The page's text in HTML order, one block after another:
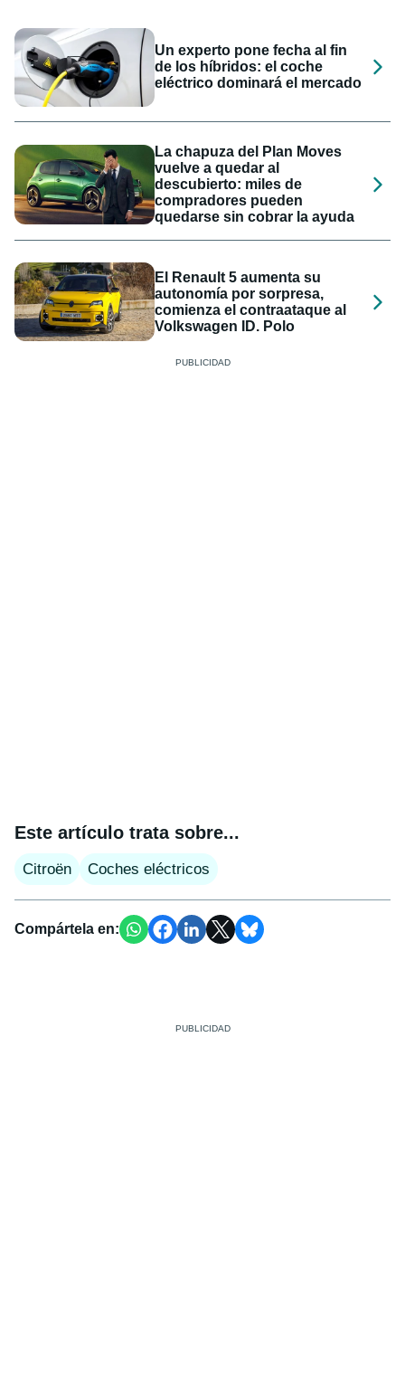
Un experto pone fecha al fin
de los híbridos: el coche
eléctrico dominará el mercado
La chapuza del Plan Moves
vuelve a quedar al
descubierto: miles de
compradores pueden
quedarse sin cobrar la ayuda
El Renault 5 aumenta su
autonomía por sorpresa,
comienza el contraataque al
Volkswagen ID. Polo
Este artículo trata sobre...
Citroën Coches eléctricos
Compártela en: